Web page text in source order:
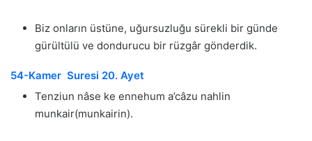
Biz onların üstüne, uğursuzluğu sürekli bir günde
gürültülü ve dondurucu bir rüzgâr gönderdik.
54-Kamer Suresi 20. Ayet
Tenziun nâse ke ennehum a’câzu nahlin
munkair(munkairin).